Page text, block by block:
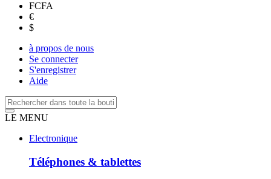
FCFA
€
$
à propos de nous
Se connecter
S'enregistrer
Aide
LE MENU
Electronique
Téléphones & tablettes